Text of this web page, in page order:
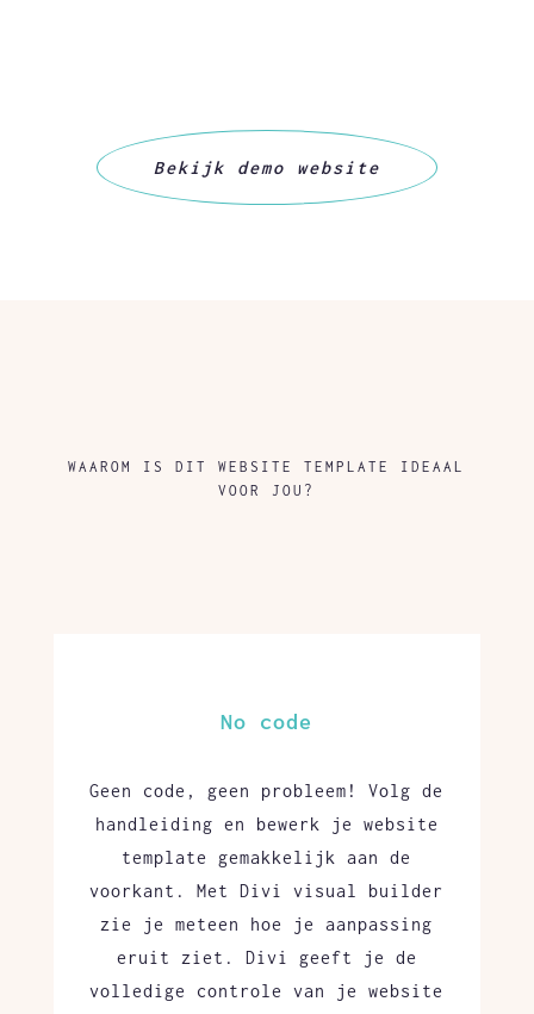
Bekijk demo website
WAAROM IS DIT WEBSITE TEMPLATE IDEAAL
VOOR JOU?
No code
Geen code, geen probleem! Volg de
handleiding en bewerk je website
template gemakkelijk aan de
voorkant. Met Divi visual builder
zie je meteen hoe je aanpassing
eruit ziet. Divi geeft je de
volledige controle van je website